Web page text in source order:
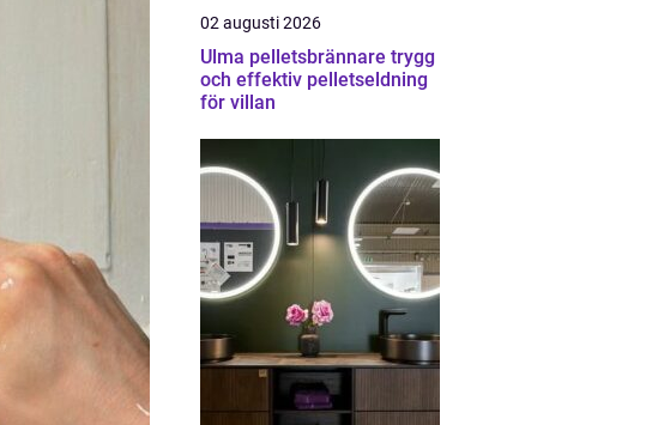
02 augusti 2026
Ulma pelletsbrännare trygg
och effektiv pelletseldning
för villan